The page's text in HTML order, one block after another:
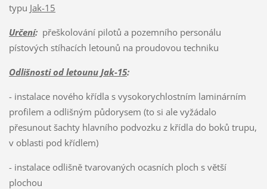
typu Jak-15
Určení:přeškolování pilotů a pozemního personálu
pístových stíhacích letounů na proudovou techniku
Odlišnosti od letounu Jak-15:
- instalace nového křídla s vysokorychlostním laminárním
profilem a odlišným půdorysem (to si ale vyžádalo
přesunout šachty hlavního podvozku z křídla do boků trupu,
v oblasti pod křídlem)
- instalace odlišně tvarovaných ocasních ploch s větší
plochou